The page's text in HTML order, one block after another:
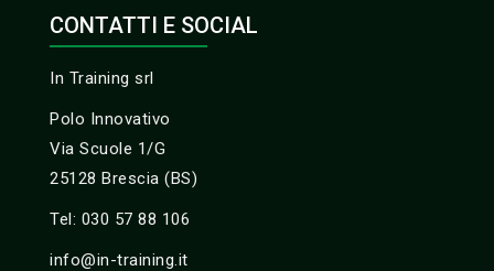
CONTATTI E SOCIAL
In Training srl
Polo Innovativo
Via Scuole 1/G
25128 Brescia (BS)
Tel: 030 57 88 106
info@in-training.it